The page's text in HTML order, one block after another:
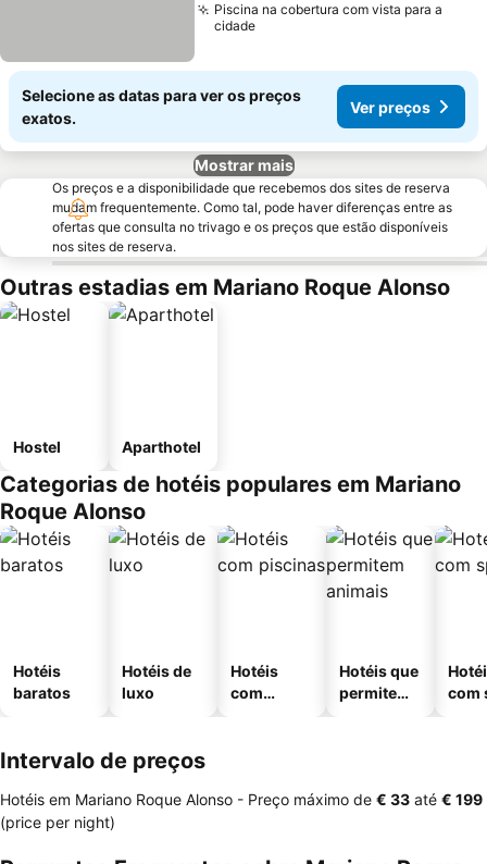
Piscina na cobertura com vista para a
cidade
Selecione as datas para ver os preços
exatos.
Ver preços
Mostrar mais
Os preços e a disponibilidade que recebemos dos sites de reserva
mudam frequentemente. Como tal, pode haver diferenças entre as
ofertas que consulta no trivago e os preços que estão disponíveis
nos sites de reserva.
Outras estadias em Mariano Roque Alonso
Hostel Aparthotel
Categorias de hotéis populares em Mariano
Roque Alonso
Hotéis
baratos
Hotéis de
luxo
Hotéis
com
Hotéis que
permitem
com
Intervalo de preços
Hotéis em Mariano Roque Alonso - Preço máximo de ‎€ 33 até ‎€ 199
(price per night)